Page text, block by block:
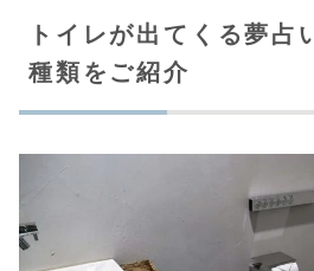
トイレが出てくる夢占
種類をご紹介